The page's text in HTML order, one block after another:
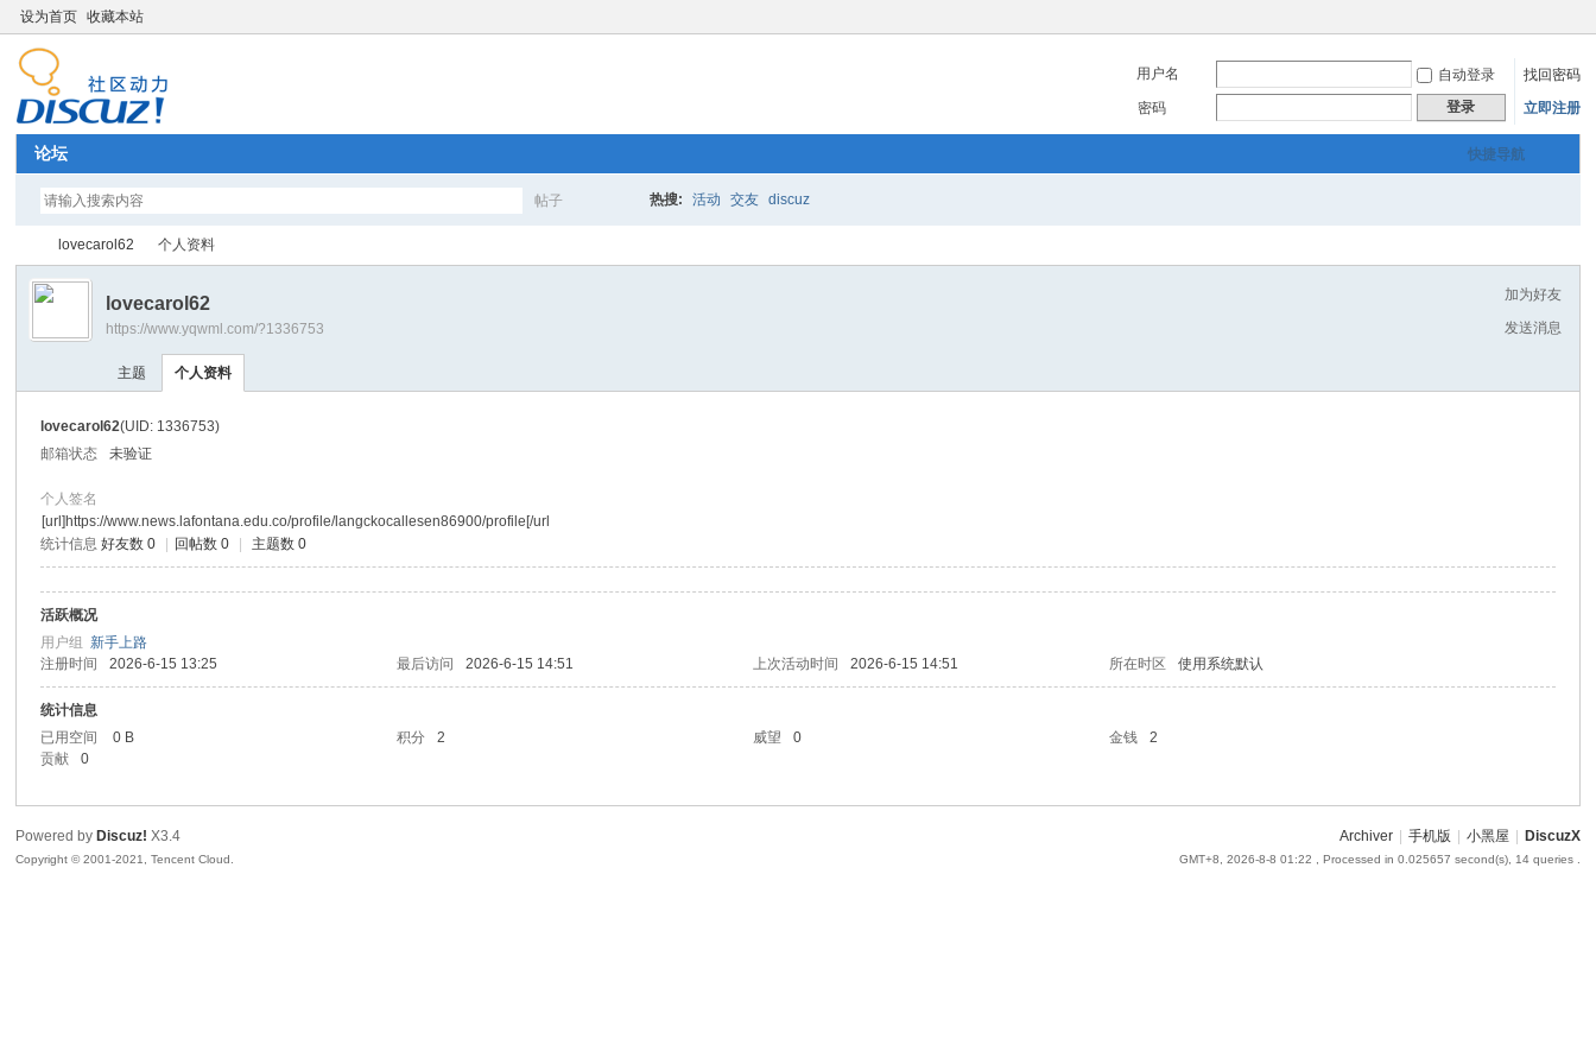
设为首页 收藏本站
用户名 自动登录
找回密码
密码
登录 立即注册
快捷导航
论坛
帖子 热搜: 活动 交友 discuz
›
lovecarol62 个人资料
加为好友
发送消息
lovecarol62
https://www.yqwml.com/?1336753
主题 个人资料
lovecarol62(UID: 1336753)
邮箱状态
未验证
个人签名
[url]https://www.news.lafontana.edu.co/profile/langckocallesen86900/profile[/url
统计信息 好友数 0 回帖数 0 主题数 0
活跃概况
用户组新手上路
注册时间
2026-6-15 13:25 最后访问 2026-6-15 14:51 上次活动时间 2026-6-15 14:51 所在时区 使用系统默认
统计信息
已用空间
0 B 积分 2 威望 0 金钱
2
贡献
0
Archiver 手机版 小黑屋 DiscuzX
GMT+8, 2026-8-8 01:22 , Processed in 0.025657 second(s), 14 queries .
Powered by Discuz! X3.4
Copyright © 2001-2021, Tencent Cloud.